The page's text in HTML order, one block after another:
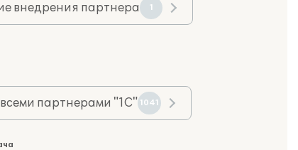
внедрения партнера 1
партнерами "1С" 1041